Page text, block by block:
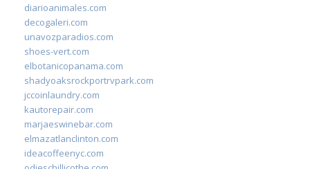
diarioanimales.com
decogaleri.com
unavozparadios.com
shoes-vert.com
elbotanicopanama.com
shadyoaksrockportrvpark.com
jccoinlaundry.com
kautorepair.com
marjaeswinebar.com
elmazatlanclinton.com
ideacoffeenyc.com